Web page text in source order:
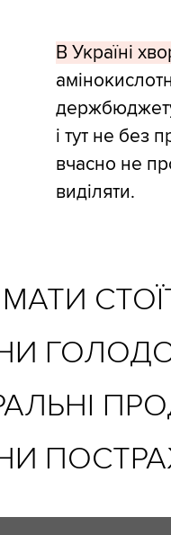
В Україні
і тут не без
вчасно не
виділяти.
МАТИ